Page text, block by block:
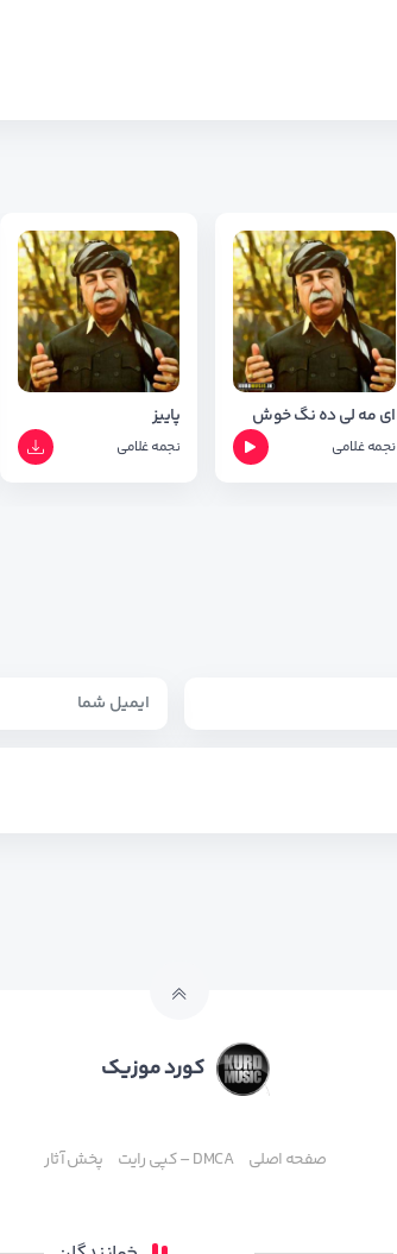
ای مه لی ده نگ خوش
نجمه غلامی
پاییز
نجمه غلامی
کورد موزیک
صفحه اصلی DMCA – کپی رایت پخش آثار